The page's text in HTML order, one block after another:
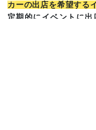
カーの出店を希望する
定期的にイベントに